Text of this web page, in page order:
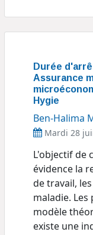
Durée
Assurance
Hygie
Ben-Halima
Mardi 28
L'objectif de
évidence la
de travail,
maladie.
modèle
existe une